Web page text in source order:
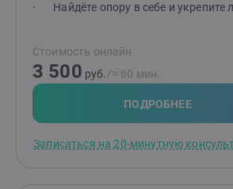
· Найдёте опору в себе и укрепите
результате: · 6 лет активной
индивидуального
часов работы на телефоне
поддерживать в сложных
— отлично понимаю контекст
· Регулярно повышаю
Стоимость онлайн
3 500 руб. /≈ 60 мин.
ПОДРОБНЕЕ
Записаться на 20-минутную